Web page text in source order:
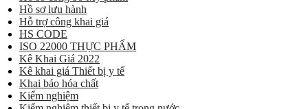
Hồ sơ lưu hành
Hỗ trợ công khai giá
HS CODE
ISO 22000 THỰC PHẨM
Kê Khai Giá 2022
Kê khai giá Thiết bị y tế
Khai báo hóa chất
Kiểm nghiệm